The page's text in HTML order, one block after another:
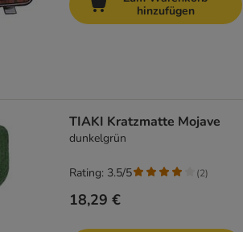
hinzufügen
TIAKI Kratzmatte Mojave
dunkelgrün
18,29 €
Rating: 3.5/5 (2)